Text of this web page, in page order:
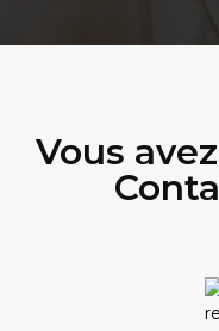
Vous